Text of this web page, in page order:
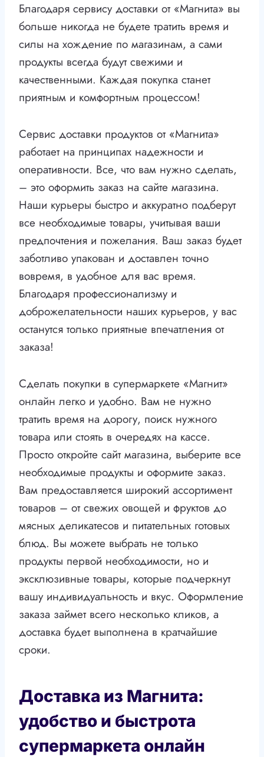
Благодаря сервису доставки от «Магнита» вы
больше никогда не будете тратить время и
силы на хождение по магазинам, а сами
продукты всегда будут свежими и
качественными. Каждая покупка станет
приятным и комфортным процессом!
Сервис доставки продуктов от «Магнита»
работает на принципах надежности и
оперативности. Все, что вам нужно сделать,
– это оформить заказ на сайте магазина.
Наши курьеры быстро и аккуратно подберут
все необходимые товары, учитывая ваши
предпочтения и пожелания. Ваш заказ будет
заботливо упакован и доставлен точно
вовремя, в удобное для вас время.
Благодаря профессионализму и
доброжелательности наших курьеров, у вас
останутся только приятные впечатления от
заказа!
Сделать покупки в супермаркете «Магнит»
онлайн легко и удобно. Вам не нужно
тратить время на дорогу, поиск нужного
товара или стоять в очередях на кассе.
Просто откройте сайт магазина, выберите все
необходимые продукты и оформите заказ.
Вам предоставляется широкий ассортимент
товаров – от свежих овощей и фруктов до
мясных деликатесов и питательных готовых
блюд. Вы можете выбрать не только
продукты первой необходимости, но и
эксклюзивные товары, которые подчеркнут
вашу индивидуальность и вкус. Оформление
заказа займет всего несколько кликов, а
доставка будет выполнена в кратчайшие
сроки.
Доставка из Магнита:
удобство и быстрота
супермаркета онлайн